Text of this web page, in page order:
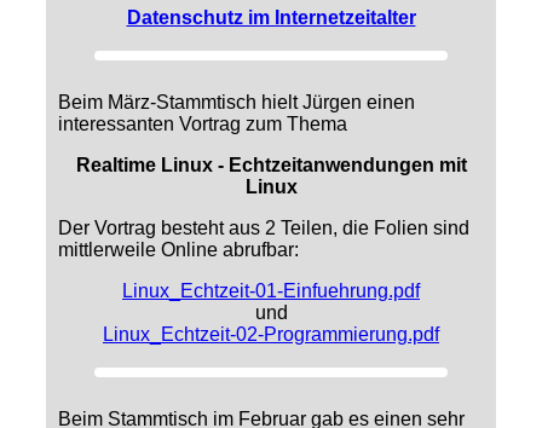
Datenschutz im Internetzeitalter
Beim März-Stammtisch hielt Jürgen einen
interessanten Vortrag zum Thema
Realtime Linux - Echtzeitanwendungen mit
Linux
Der Vortrag besteht aus 2 Teilen, die Folien sind
mittlerweile Online abrufbar:
Linux_Echtzeit-01-Einfuehrung.pdf
und
Linux_Echtzeit-02-Programmierung.pdf
Beim Stammtisch im Februar gab es einen sehr